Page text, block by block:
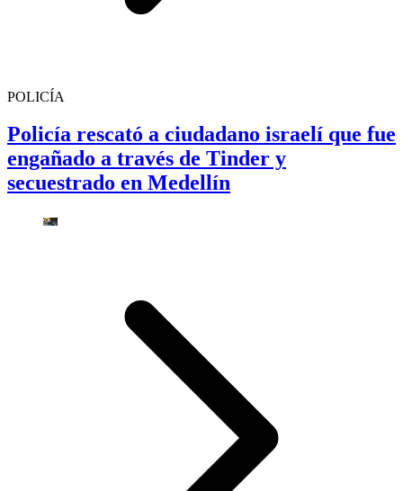
POLICÍA
Policía rescató a ciudadano israelí que fue
engañado a través de Tinder y
secuestrado en Medellín